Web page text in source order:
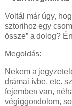
Voltál már úgy,
sztorihoz egy
össze” a dolog?
Megoldás:
Nekem a
drámai ívbe, etc.
fejemben van,
végiggondolom,